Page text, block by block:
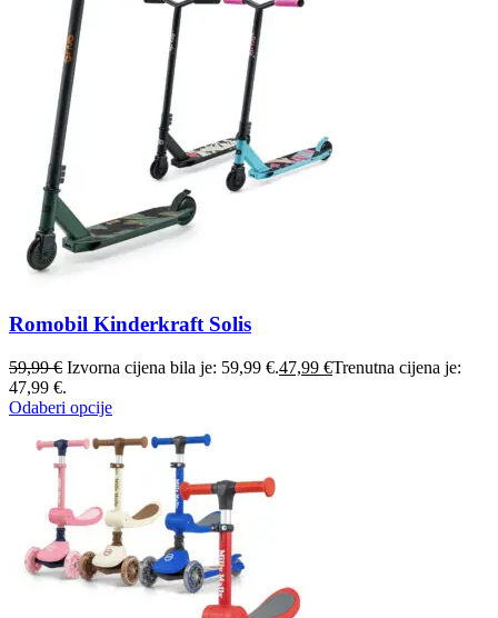
Romobil Kinderkraft Solis
59,99€ Izvorna cijena bila je: 59,99 €.47,99 €Trenutna cijena je:
47,99 €.
Odaberi opcije